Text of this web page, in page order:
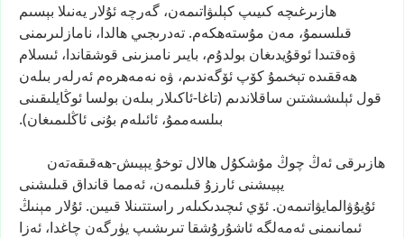
ھازىرغىچە كىيىپ كېلىۋاتىمەن، گەرچە ئۇلار يەنىلا بېسىم
قىلسىمۇ، مەن مۇستەھكەم. تەدرىجىي ھالدا، نامازلىرىمنى
ۋەقتىدا ئوقۇيدىغان بولدۇم، بايىر نامىزىنى قوشقاندا، ئىسلام
ھەققىدە تېخىمۇ كۆپ ئۆگەندىم، ۋە نەمەھرەم ئەرلەر بىلەن
قول ئېلىشىشتىن ساقلاندىم (تاغا-ئاكىلار بىلەن بولسا ئوڭايلىقىنى
بىلسەممۇ، ئائىلەم بۇنى ئاڭلىمىغان).
ھازىرقى ئەڭ چوڭ مۇشكۇل ھالال توخۇ يېيىش-ھەقىقەتەن
يېيىشنى ئارزۇ قىلىمەن، ئەمما قانداق قىلىشنى
ئۇيۇۋالمايۋاتىمەن. ئۆي ئىچىدىكىلەر راستتىنلا قىيىن. ئۇلار مېنىڭ
ئىمانىمنى ئەمەلگە ئاشۇرۇشقا تىرىشىپ يۈرگەن چاغدا، ئەزا